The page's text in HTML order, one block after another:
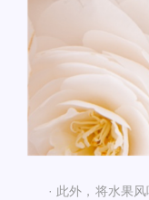
· 此外，将水果